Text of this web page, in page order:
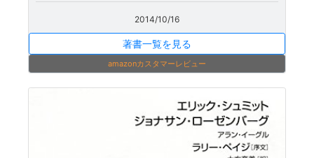
2014/10/16
著書一覧を見る
amazonカスタマーレビュー